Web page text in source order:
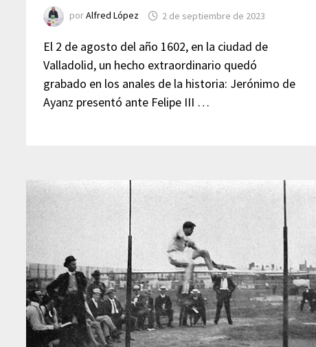
porAlfred López 2 de septiembre de 2023
El 2 de agosto del año 1602, en la ciudad de
Valladolid, un hecho extraordinario quedó
grabado en los anales de la historia: Jerónimo de
Ayanz presentó ante Felipe III …